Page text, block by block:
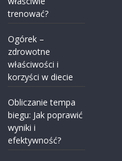
trenować?
Ogórek –
zdrowotne
właściwości i
korzyści w diecie
Obliczanie tempa
biegu: Jak poprawić
wyniki i
efektywność?